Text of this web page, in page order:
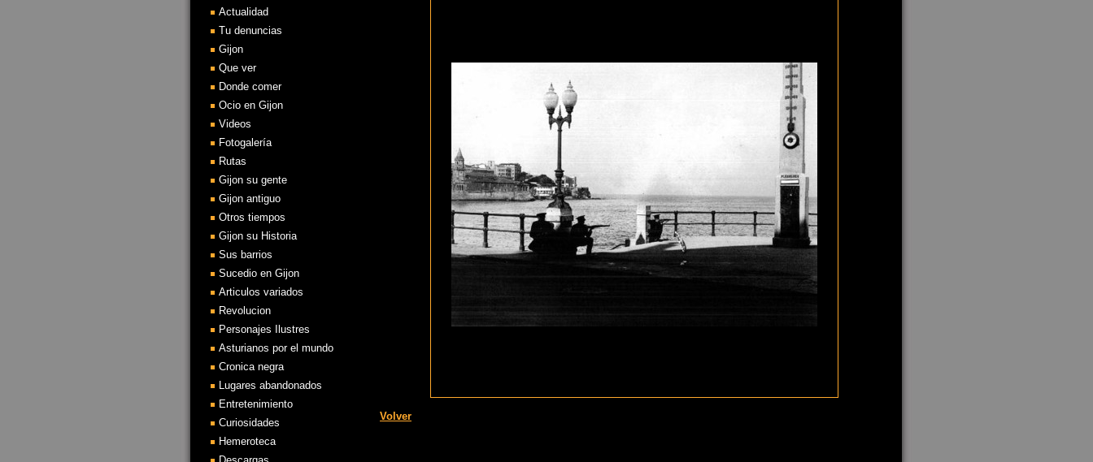
Volver
Actualidad
Tu denuncias
Gijon
Que ver
Donde comer
Ocio en Gijon
Videos
Fotogalería
Rutas
Gijon su gente
Gijon antiguo
Otros tiempos
Gijon su Historia
Sus barrios
Sucedio en Gijon
Articulos variados
Revolucion
Personajes Ilustres
Asturianos por el mundo
Cronica negra
Lugares abandonados
Entretenimiento
Curiosidades
Hemeroteca